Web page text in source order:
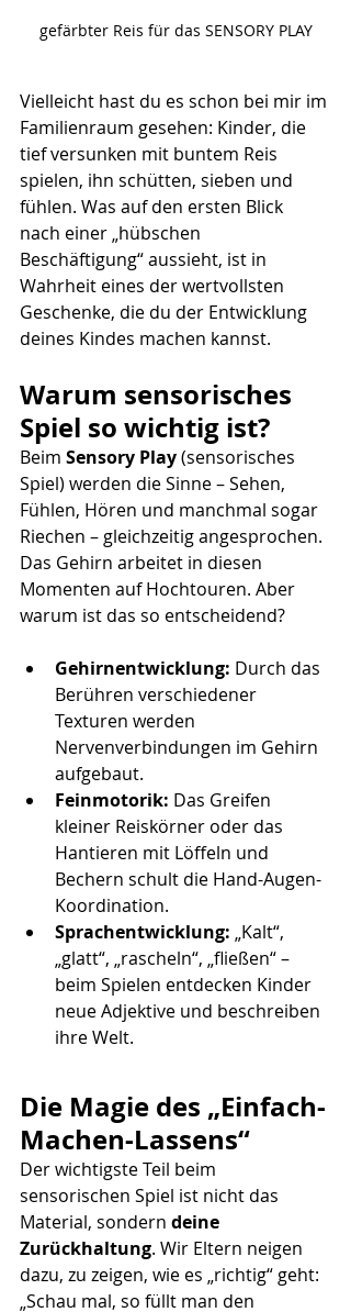
gefärbter Reis für das SENSORY PLAY
Vielleicht hast du es schon bei mir im
Familienraum gesehen: Kinder, die
tief versunken mit buntem Reis
spielen, ihn schütten, sieben und
fühlen. Was auf den ersten Blick
nach einer „hübschen
Beschäftigung“ aussieht, ist in
Wahrheit eines der wertvollsten
Geschenke, die du der Entwicklung
deines Kindes machen kannst.
Warum sensorisches
Spiel so wichtig ist?
Beim Sensory Play (sensorisches
Spiel) werden die Sinne – Sehen,
Fühlen, Hören und manchmal sogar
Riechen – gleichzeitig angesprochen.
Das Gehirn arbeitet in diesen
Momenten auf Hochtouren. Aber
warum ist das so entscheidend?
Gehirnentwicklung: Durch das
Berühren verschiedener
Texturen werden
Nervenverbindungen im Gehirn
aufgebaut.
Feinmotorik: Das Greifen
kleiner Reiskörner oder das
Hantieren mit Löffeln und
Bechern schult die Hand-Augen-
Koordination.
Sprachentwicklung: „Kalt“,
„glatt“, „rascheln“, „fließen“ –
beim Spielen entdecken Kinder
neue Adjektive und beschreiben
ihre Welt.
Die Magie des „Einfach-
Machen-Lassens“
Der wichtigste Teil beim
sensorischen Spiel ist nicht das
Material, sondern deine
Zurückhaltung. Wir Eltern neigen
dazu, zu zeigen, wie es „richtig“ geht:
„Schau mal, so füllt man den